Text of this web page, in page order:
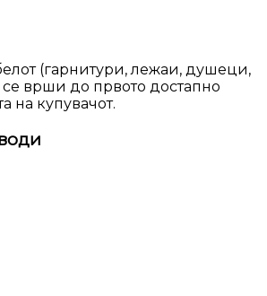
(гарнитури, лежаи, душеци,
врши до првото достапно
на купувачот.